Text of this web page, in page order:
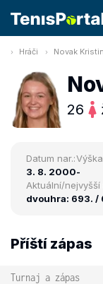
Hráči Novak
26
Datum nar.:
3. 8. 2000-
Aktuální/nejvyšší
dvouhra: 693. /
Příští zápas
Turnaj a zápas